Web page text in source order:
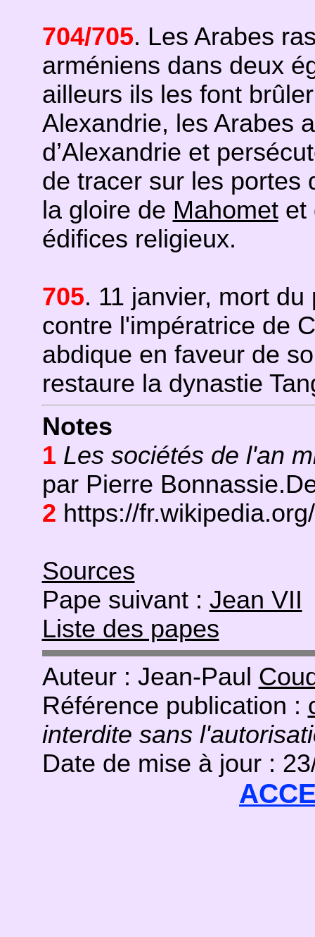
704/705. Les Arabes
arméniens dans deux
ailleurs ils les font
Alexandrie, les Arabes
d’Alexandrie et
de tracer sur les portes
la gloire de Mahometet
édifices religieux.
705. 11 janvier, mort
contre l'impératrice de
abdique en faveur de
restaure la dynastie
Notes
1 Les sociétés de l'an
par Pierre
2 https://
Sources
Pape suivant : Jean VII
Liste des papes
Auteur : Jean-Paul
Référence publication :
interdite sans
Date de mise à jour :